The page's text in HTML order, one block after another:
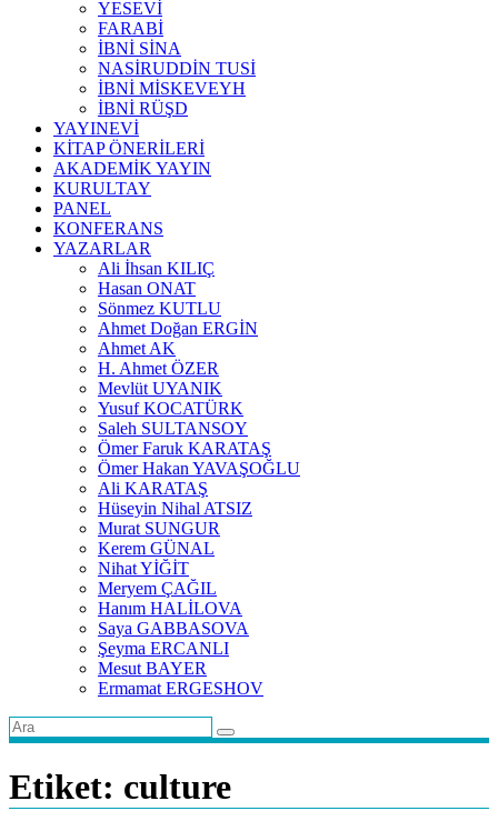
YESEVİ
FARABİ
İBNİ SİNA
NASİRUDDİN TUSİ
İBNİ MİSKEVEYH
İBNİ RÜŞD
YAYINEVİ
KİTAP ÖNERİLERİ
AKADEMİK YAYIN
KURULTAY
PANEL
KONFERANS
YAZARLAR
Ali İhsan KILIÇ
Hasan ONAT
Sönmez KUTLU
Ahmet Doğan ERGİN
Ahmet AK
H. Ahmet ÖZER
Mevlüt UYANIK
Yusuf KOCATÜRK
Saleh SULTANSOY
Ömer Faruk KARATAŞ
Ömer Hakan YAVAŞOĞLU
Ali KARATAŞ
Hüseyin Nihal ATSIZ
Murat SUNGUR
Kerem GÜNAL
Nihat YİĞİT
Meryem ÇAĞIL
Hanım HALİLOVA
Saya GABBASOVA
Şeyma ERCANLI
Mesut BAYER
Ermamat ERGESHOV
Etiket: culture